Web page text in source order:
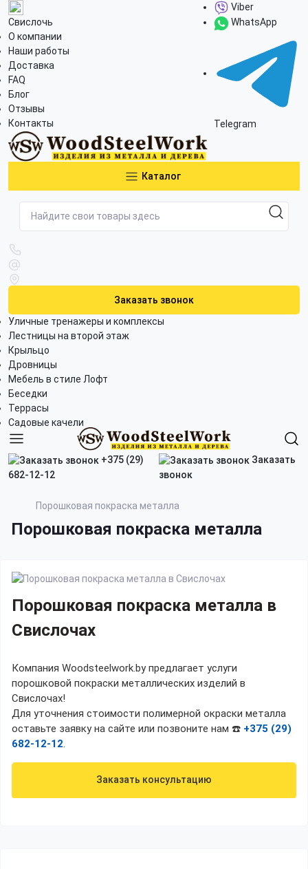
Свислочь
О компании
Наши работы
Доставка
FAQ
Блог
Отзывы
Контакты
Viber
WhatsApp
Telegram
Каталог
Заказать звонок
Уличные тренажеры и комплексы
Лестницы на второй этаж
Крыльцо
Дровницы
Мебель в стиле Лофт
Беседки
Террасы
Садовые качели
+375 (29)
682-12-12
Заказать
звонок
Порошковая покраска металла
Порошковая покраска металла
Порошковая покраска металла в
Свислочах
Компания Woodsteelwork.by предлагает услуги
порошковой покраски металлических изделий в
Свислочах!
Для уточнения стоимости полимерной окраски металла
оставьте заявку на сайте или позвоните нам ☎️ +375 (29)
682-12-12.
Заказать консультацию